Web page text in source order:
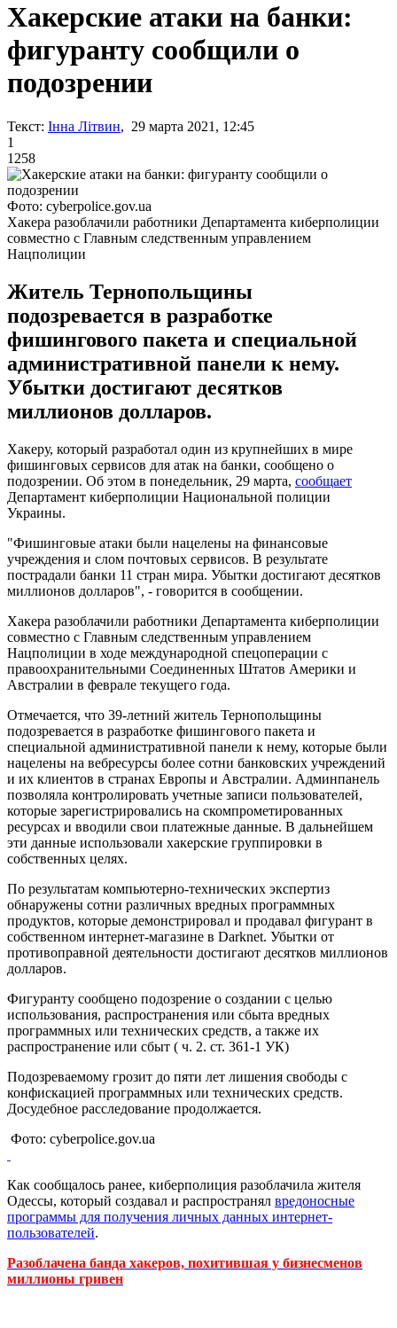
Хакерские атаки на банки:
фигуранту сообщили о
подозрении
Текст: Інна Літвин, 29 марта 2021, 12:45
1
1258
Фото: cyberpolice.gov.ua
Хакера разоблачили работники Департамента киберполиции
совместно с Главным следственным управлением
Нацполиции
Житель Тернопольщины
подозревается в разработке
фишингового пакета и специальной
административной панели к нему.
Убытки достигают десятков
миллионов долларов.
Хакеру, который разработал один из крупнейших в мире
фишинговых сервисов для атак на банки, сообщено о
подозрении. Об этом в понедельник, 29 марта, сообщает
Департамент киберполиции Национальной полиции
Украины.
"Фишинговые атаки были нацелены на финансовые
учреждения и слом почтовых сервисов. В результате
пострадали банки 11 стран мира. Убытки достигают десятков
миллионов долларов", - говорится в сообщении.
Хакера разоблачили работники Департамента киберполиции
совместно с Главным следственным управлением
Нацполиции в ходе международной спецоперации с
правоохранительными Соединенных Штатов Америки и
Австралии в феврале текущего года.
Отмечается, что 39-летний житель Тернопольщины
подозревается в разработке фишингового пакета и
специальной административной панели к нему, которые были
нацелены на вебресурсы более сотни банковских учреждений
и их клиентов в странах Европы и Австралии. Админпанель
позволяла контролировать учетные записи пользователей,
которые зарегистрировались на скомпрометированных
ресурсах и вводили свои платежные данные. В дальнейшем
эти данные использовали хакерские группировки в
собственных целях.
По результатам компьютерно-технических экспертиз
обнаружены сотни различных вредных программных
продуктов, которые демонстрировал и продавал фигурант в
собственном интернет-магазине в Darknet. Убытки от
противоправной деятельности достигают десятков миллионов
долларов.
Фигуранту сообщено подозрение о создании с целью
использования, распространения или сбыта вредных
программных или технических средств, а также их
распространение или сбыт ( ч. 2. ст. 361-1 УК)
Подозреваемому грозит до пяти лет лишения свободы с
конфискацией программных или технических средств.
Досудебное расследование продолжается.
Фото: cyberpolice.gov.ua
Как сообщалось ранее, киберполиция разоблачила жителя
Одессы, который создавал и распространял вредоносные
программы для получения личных данных интернет-
пользователей.
Разоблачена банда хакеров, похитившая у бизнесменов
миллионы гривен